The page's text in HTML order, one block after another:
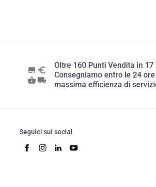
Oltre 160 Punti Vendita in 17
Consegniamo entro le 24
massima efficienza di
Seguici sui social